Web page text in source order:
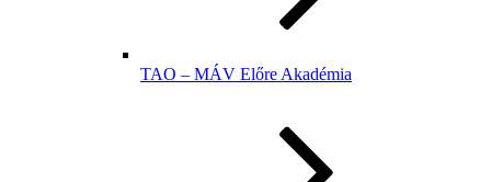
TAO – MÁV Előre Akadémia